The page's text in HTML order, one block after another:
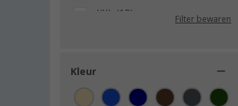
XXL (18)
4XL (6)
52 (6)
Filter bewaren
Kleur